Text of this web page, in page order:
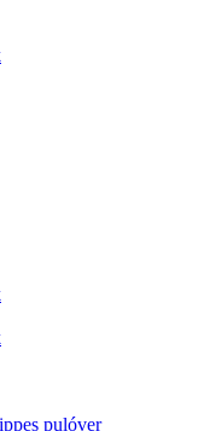
pulóver